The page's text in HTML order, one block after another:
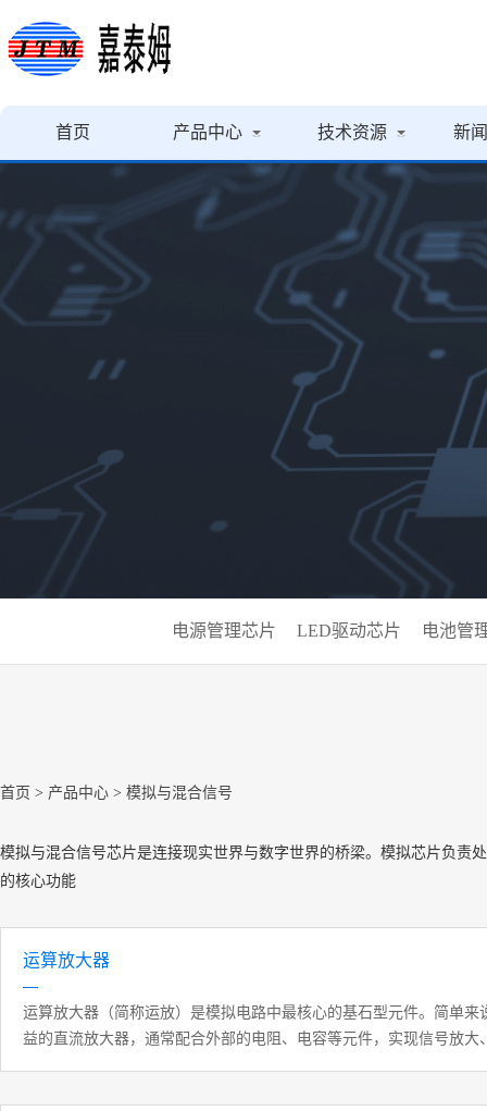
首页 产品中心 技术资源 新
电源管理芯片 LED驱动芯片 电池管
首页 > 产品中心 > 模拟与混合信号
模拟与混合信号芯片是连接现实世界与数字世界的桥梁。模拟芯片负责
的核心功能
运算放大器
运算放大器（简称运放）是模拟电路中最核心的基石型元件。简单来
益的直流放大器，通常配合外部的电阻、电容等元件，实现信号放大